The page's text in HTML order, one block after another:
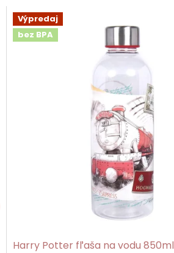
Výpredaj
bez BPA
Harry Potter fľaša na vodu 850ml